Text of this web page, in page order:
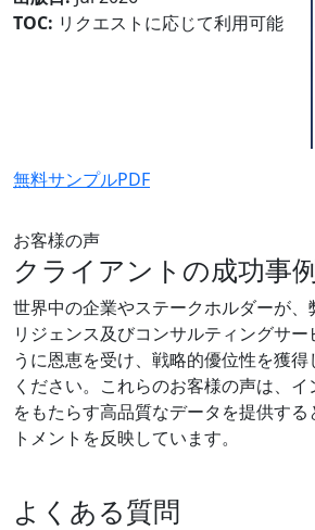
TOC: リクエストに応じて利用可能
無料サンプルPDF
お客様の声
クライアントの成功事
世界中の企業やステークホルダーが
リジェンス及びコンサルティングサ
うに恩恵を受け、戦略的優位性を獲
ください。これらのお客様の声は、
をもたらす高品質なデータを提供す
トメントを反映しています。
よくある質問